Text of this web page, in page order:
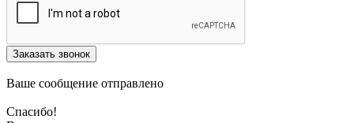
Заказать звонок
Ваше сообщение отправлено
Спасибо!